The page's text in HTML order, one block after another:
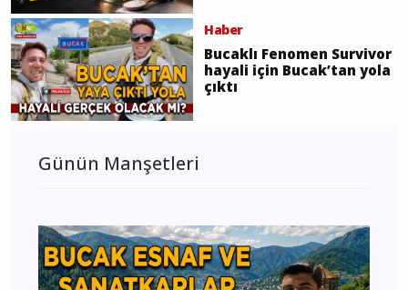
Haber
Bucaklı Fenomen Survivor
hayali için Bucak’tan yola
çıktı
Günün Manşetleri